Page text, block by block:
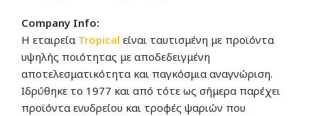
Company Info:
Η εταιρεία Tropical είναι ταυτισμένη με προϊόντα
υψηλής ποιότητας με αποδεδειγμένη
αποτελεσματικότητα και παγκόσμια αναγνώριση.
Ιδρύθηκε το 1977 και από τότε ως σήμερα παρέχει
προϊόντα ενυδρείου και τροφές ψαριών που